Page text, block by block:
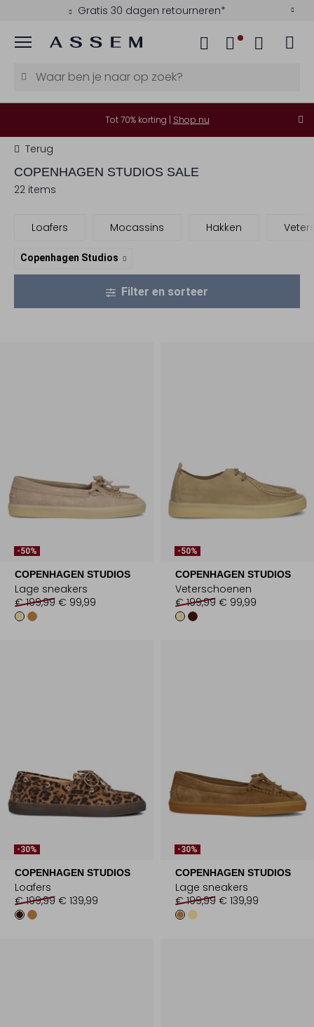
Gratis 30 dagen retourneren*
Menu
Tot 70% korting | Shop nu
Terug
COPENHAGEN STUDIOS SALE
22 items
Loafers Mocassins Hakken
Copenhagen Studios
Filter en sorteer
-50%
COPENHAGEN STUDIOS
Lage sneakers
€ 199,99 € 99,99
-50%
COPENHAGEN STUDIOS
Veterschoenen
€ 199,99 € 99,99
-30%
COPENHAGEN STUDIOS
Loafers
€ 199,99 € 139,99
-30%
COPENHAGEN STUDIOS
Lage sneakers
€ 199,99 € 139,99